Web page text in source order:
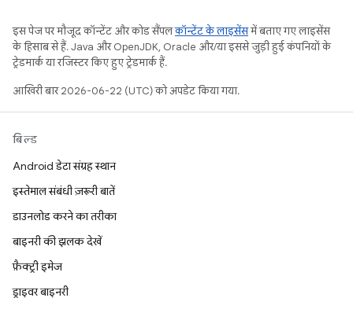
इस पेज पर मौजूद कॉन्टेंट और कोड सैंपलकॉन्टेंट के लाइसेंसमें बताए गए लाइसेंस
के हिसाब से हैं. Java और OpenJDK, Oracle और/या इससे जुड़ी हुई कंपनियों के
ट्रेडमार्क या रजिस्टर किए हुए ट्रेडमार्क हैं.
आखिरी बार 2026-06-22 (UTC) को अपडेट किया गया.
बिल्ड
Android डेटा संग्रह स्थान
इस्तेमाल संबंधी ज़रूरी बातें
डाउनलोड करने का तरीका
बाइनरी की झलक देखें
फ़ैक्ट्री इमेज
ड्राइवर बाइनरी